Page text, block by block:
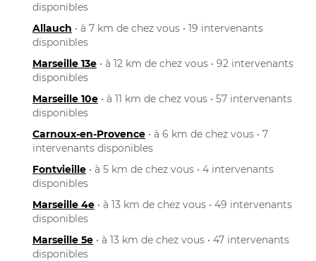
disponibles
Allauch • à 7 km de chez vous • 19 intervenants
disponibles
Marseille 13e • à 12 km de chez vous • 92 intervenants
disponibles
Marseille 10e • à 11 km de chez vous • 57 intervenants
disponibles
Carnoux-en-Provence • à 6 km de chez vous • 7
intervenants disponibles
Fontvieille • à 5 km de chez vous • 4 intervenants
disponibles
Marseille 4e • à 13 km de chez vous • 49 intervenants
disponibles
Marseille 5e • à 13 km de chez vous • 47 intervenants
disponibles